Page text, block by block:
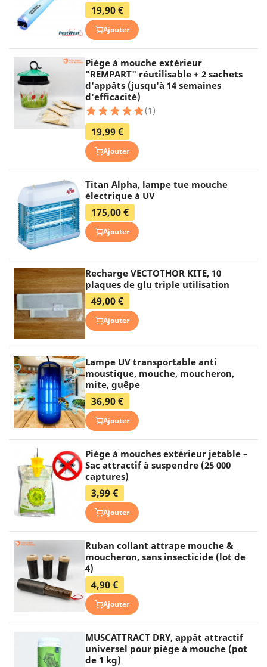
19,90 €
Ajouter
Piège à mouche extérieur
"REMPART" réutilisable + 2 sachets
d'appâts (jusqu'à 14 semaines
d'efficacité)
(1)
19,99 €
Ajouter
Titan Alpha, lampe tue mouche
électrique à UV
175,00 €
Ajouter
Recharge VECTOTHOR KITE, 10
plaques de glu triple utilisation
49,00 €
Ajouter
Lampe UV transportable anti
moustique, mouche, moucheron,
mite, guêpe
36,90 €
Ajouter
Piège à mouches extérieur jetable –
Sac attractif à suspendre (25 000
captures)
3,99 €
Ajouter
Ruban collant attrape mouche &
moucheron, sans insecticide (lot de
4)
4,90 €
Ajouter
MUSCATTRACT DRY, appât attractif
universel pour piège à mouche (pot
de 1 kg)